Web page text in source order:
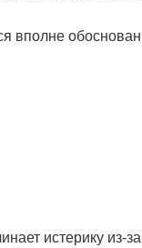
вполне
истерику из-